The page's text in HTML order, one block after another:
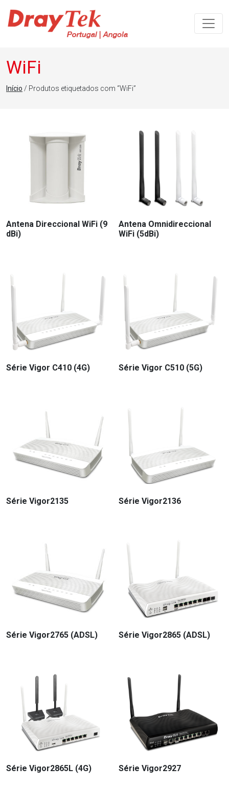
Navegação principal
WiFi
Início / Produtos etiquetados com “WiFi”
Antena Direccional WiFi (9
dBi)
Antena Omnidireccional
WiFi (5dBi)
Série Vigor C410 (4G) Série Vigor C510 (5G)
Série Vigor2135 Série Vigor2136
Série Vigor2765 (ADSL) Série Vigor2865 (ADSL)
Série Vigor2865L (4G) Série Vigor2927